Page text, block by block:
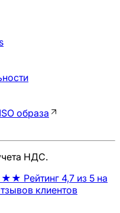
образа
НДС.
Рейтинг 4,7 из 5 на
клиентов